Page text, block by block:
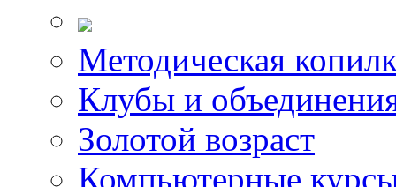
Методическая
Клубы и
Золотой возраст
Компьютерные